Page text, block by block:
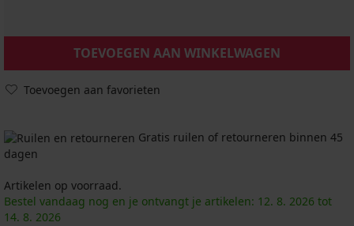
TOEVOEGEN AAN WINKELWAGEN
Toevoegen aan favorieten
Gratis ruilen of retourneren binnen 45
dagen
Artikelen op voorraad.
Bestel vandaag nog en je ontvangt je artikelen: 12. 8. 2026 tot
14. 8. 2026